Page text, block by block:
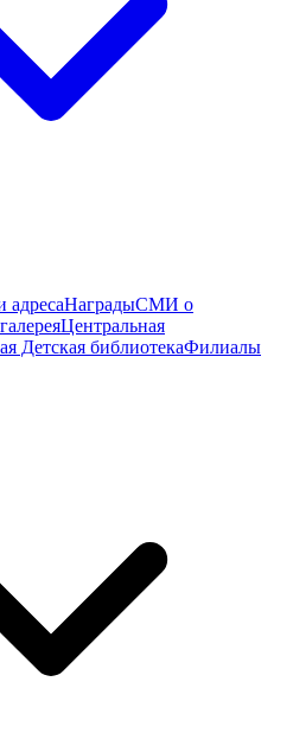
адресаНаградыСМИ о
Центральная
Детская библиотекаФилиалы